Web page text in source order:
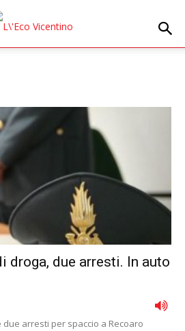
droga, due arresti. In auto
arresti per spaccio a Recoaro